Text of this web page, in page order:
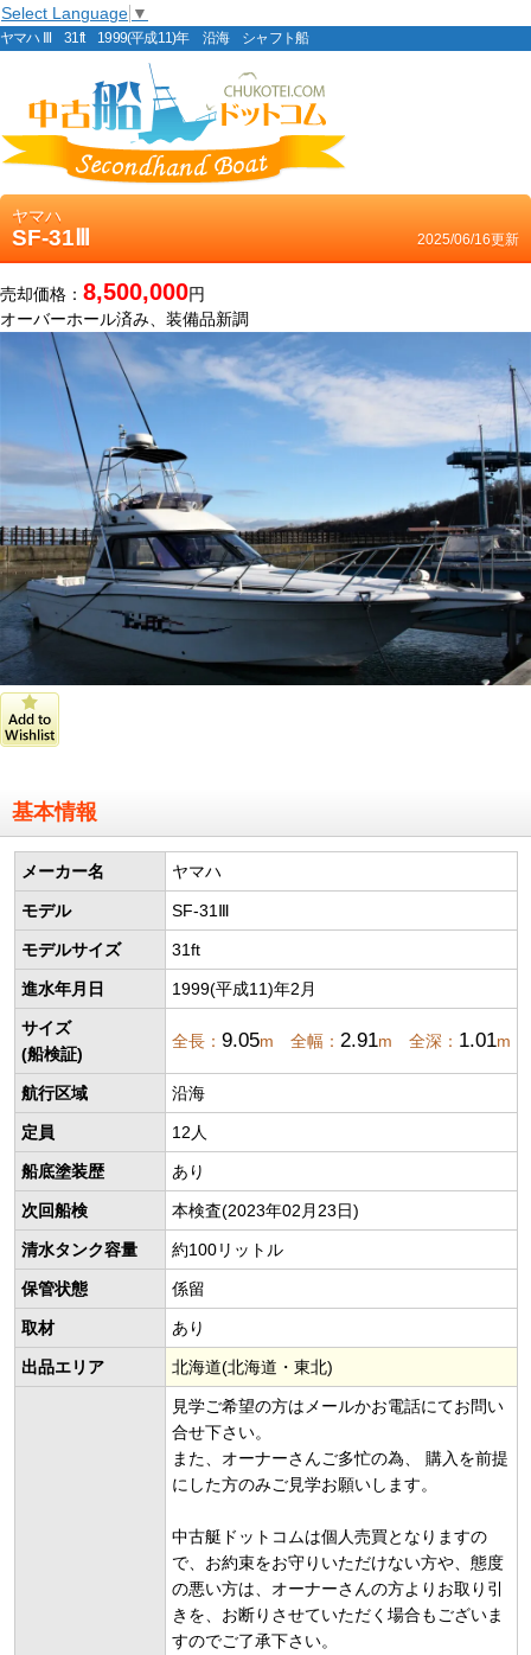
Select Language ▼
ヤマハ Ⅲ 31ft 1999(平成11)年 沿海 シャフト船
ヤマハ
SF-31Ⅲ 2025/06/16更新
売却価格： 8,500,000円
オーバーホール済み、装備品新調
基本情報
メーカー名 ヤマハ
モデル SF-31Ⅲ
モデルサイズ 31ft
進水年月日 1999(平成11)年2月
サイズ
(船検証)
全長： 9.05m 全幅： 2.91m 全深： 1.01m
航行区域 沿海
定員 12人
船底塗装歴 あり
次回船検 本検査(2023年02月23日)
清水タンク容量 約100リットル
保管状態 係留
取材 あり
出品エリア 北海道(北海道・東北)
見学ご希望の方はメールかお電話にてお問い
合せ下さい。
また、オーナーさんご多忙の為、 購入を前提
にした方のみご見学お願いします。
中古艇ドットコムは個人売買となりますの
で、お約束をお守りいただけない方や、態度
の悪い方は、オーナーさんの方よりお取り引
きを、お断りさせていただく場合もございま
すのでご了承下さい。